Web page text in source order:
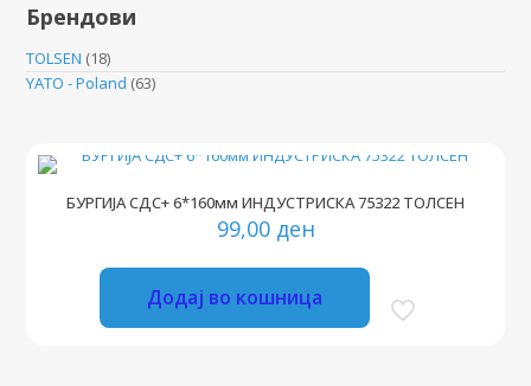
Брендови
TOLSEN (18)
YATO - Poland (63)
БУРГИЈА СДС+ 6*160мм ИНДУСТРИСКА 75322 ТОЛСЕН
99,00 ден
Додај во кошница